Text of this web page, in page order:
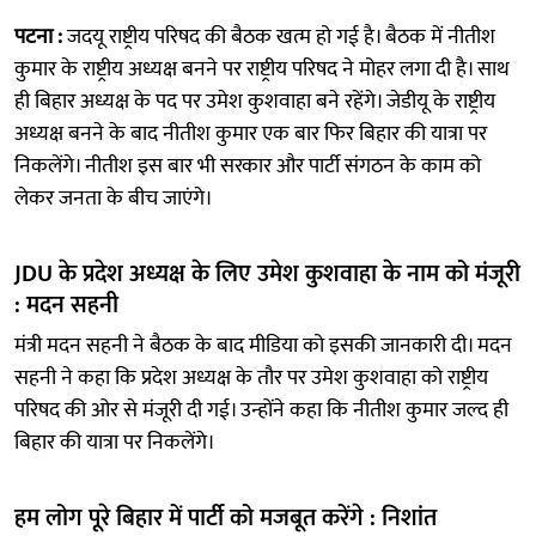
पटना :जदयू राष्ट्रीय परिषद की बैठक खत्म हो गई है। बैठक में नीतीश
कुमार के राष्ट्रीय अध्यक्ष बनने पर राष्ट्रीय परिषद ने मोहर लगा दी है। साथ
ही बिहार अध्यक्ष के पद पर उमेश कुशवाहा बने रहेंगे। जेडीयू के राष्ट्रीय
अध्यक्ष बनने के बाद नीतीश कुमार एक बार फिर बिहार की यात्रा पर
निकलेंगे। नीतीश इस बार भी सरकार और पार्टी संगठन के काम को
लेकर जनता के बीच जाएंगे।
JDU के प्रदेश अध्यक्ष के लिए उमेश कुशवाहा के नाम को मंजूरी
: मदन सहनी
मंत्री मदन सहनी ने बैठक के बाद मीडिया को इसकी जानकारी दी। मदन
सहनी ने कहा कि प्रदेश अध्यक्ष के तौर पर उमेश कुशवाहा को राष्ट्रीय
परिषद की ओर से मंजूरी दी गई। उन्होंने कहा कि नीतीश कुमार जल्द ही
बिहार की यात्रा पर निकलेंगे।
हम लोग पूरे बिहार में पार्टी को मजबूत करेंगे : निशांत